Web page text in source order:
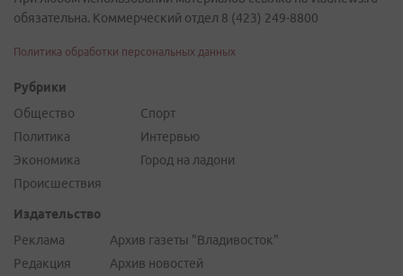
обязательна. Коммерческий отдел 8 (423) 249-8800
Политика обработки персональных данных
Рубрики
Общество
Политика
Экономика
Происшествия
Спорт
Интервью
Город на ладони
Издательство
Реклама
Редакция
Архив газеты "Владивосток"
Архив новостей